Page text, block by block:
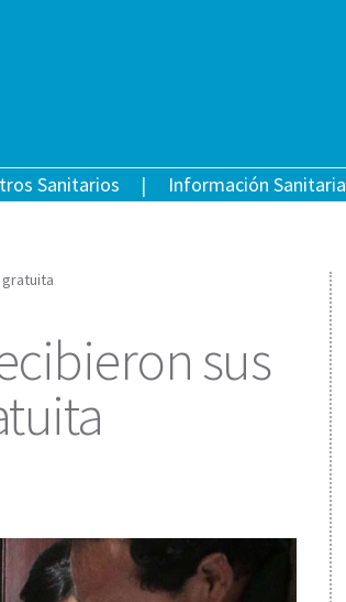
Sanitarios Información Sanitaria
sus